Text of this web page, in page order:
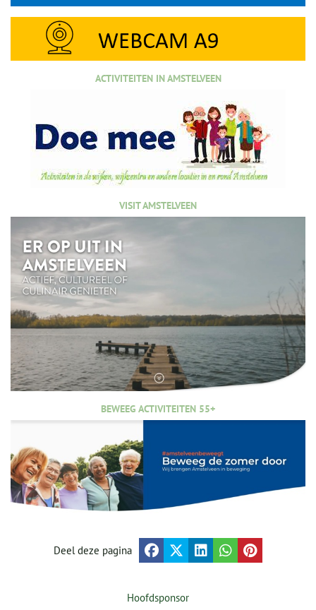
ACTIVITEITEN IN AMSTELVEEN
VISIT AMSTELVEEN
BEWEEG ACTIVITEITEN 55+
Deel deze pagina
Hoofdsponsor